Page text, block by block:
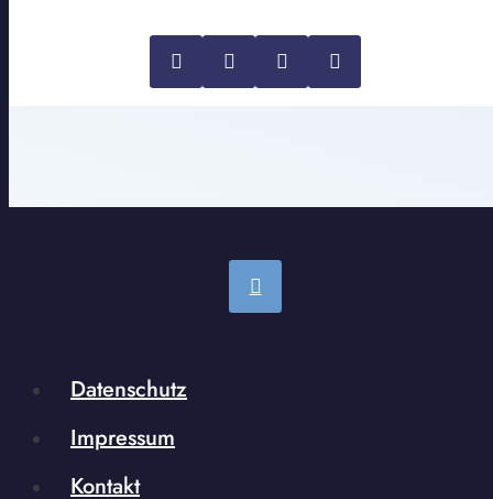
Datenschutz
Impressum
Kontakt